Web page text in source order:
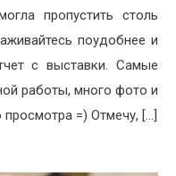
пропустить столь
поудобнее и
с выставки. Самые
работы, много фото и
=) Отмечу, […]